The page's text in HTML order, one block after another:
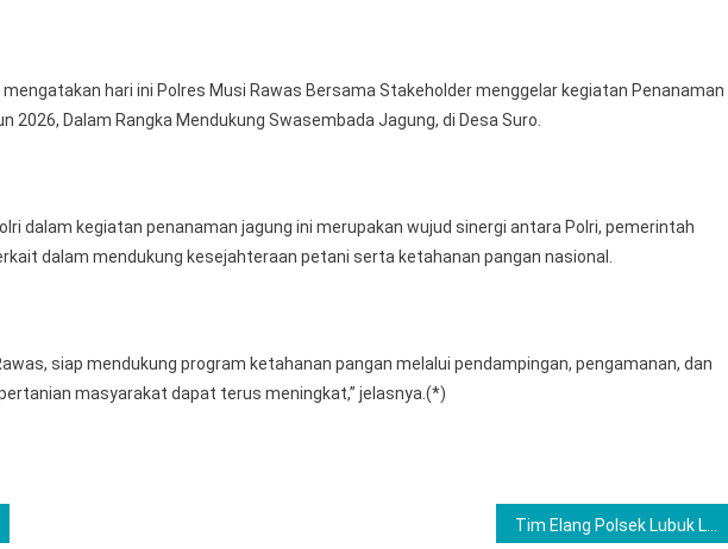
mengatakan hari ini Polres Musi Rawas Bersama Stakeholder menggelar kegiatan Penanaman
2026, Dalam Rangka Mendukung Swasembada Jagung, di Desa Suro.
dalam kegiatan penanaman jagung ini merupakan wujud sinergi antara Polri, pemerintah
dalam mendukung kesejahteraan petani serta ketahanan pangan nasional.
siap mendukung program ketahanan pangan melalui pendampingan, pengamanan, dan
masyarakat dapat terus meningkat,” jelasnya.(*)